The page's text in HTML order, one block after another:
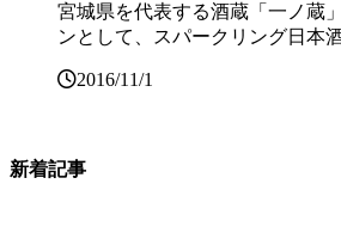
宮城県を代表する酒蔵「一ノ蔵
ンとして、スパークリング日本
2016/11/1
新着記事